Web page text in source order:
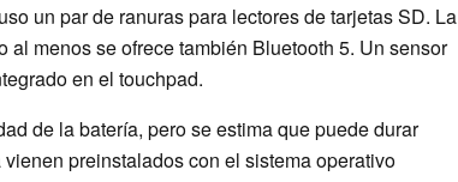
un par de ranuras para lectores de tarjetas SD. La
al menos se ofrece también Bluetooth 5. Un sensor
en el touchpad.
de la batería, pero se estima que puede durar
preinstalados con el sistema operativo